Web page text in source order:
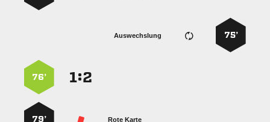
75’
Auswechslung
:
76’
Rote Karte
79’